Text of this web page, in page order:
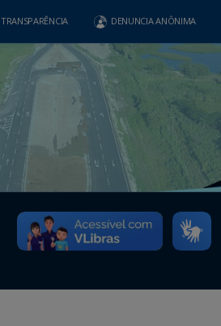
TRANSPARÊNCIA DENUNCIA ANÔNIMA